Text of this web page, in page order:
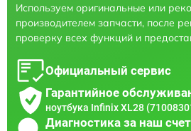
Используем оригинальные или
производителем запчасти, после
проверку всех функций и
Официальный сервис
Гарантийное
ноутбука Infinix XL28
Диагностика за наш